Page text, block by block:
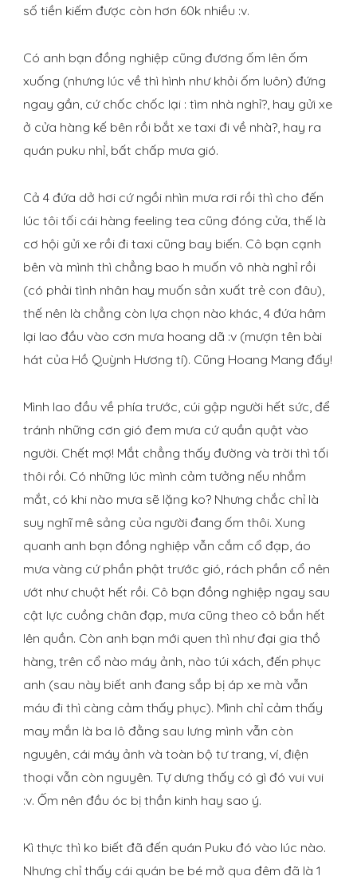
số tiền kiếm được còn hơn 60k nhiều :v.
Có anh bạn đồng nghiệp cũng đương ốm lên ốm
xuống (nhưng lúc về thì hình như khỏi ốm luôn) đứng
ngay gần, cứ chốc chốc lại : tìm nhà nghỉ?, hay gửi xe
ở cửa hàng kế bên rồi bắt xe taxi đi về nhà?, hay ra
quán puku nhỉ, bất chấp mưa gió.
Cả 4 đứa dở hơi cứ ngồi nhìn mưa rơi rồi thì cho đến
lúc tôi tối cái hàng feeling tea cũng đóng cửa, thế là
cơ hội gửi xe rồi đi taxi cũng bay biến. Cô bạn cạnh
bên và mình thì chẳng bao h muốn vô nhà nghỉ rồi
(có phải tình nhân hay muốn sản xuất trẻ con đâu),
thế nên là chẳng còn lựa chọn nào khác, 4 đứa hâm
lại lao đầu vào cơn mưa hoang dã :v (mượn tên bài
hát của Hồ Quỳnh Hương tí). Cũng Hoang Mang đấy!
Mình lao đầu về phía trước, cúi gập người hết sức, để
tránh những cơn gió đem mưa cứ quần quật vào
người. Chết mợ! Mắt chẳng thấy đường và trời thì tối
thôi rồi. Có những lúc mình cảm tưởng nếu nhắm
mắt, có khi nào mưa sẽ lặng ko? Nhưng chắc chỉ là
suy nghĩ mê sảng của người đang ốm thôi. Xung
quanh anh bạn đồng nghiệp vẫn cắm cổ đạp, áo
mưa vàng cứ phần phật trước gió, rách phần cổ nên
ướt như chuột hết rồi. Cô bạn đồng nghiệp ngay sau
cật lực cuồng chân đạp, mưa cũng theo cô bắn hết
lên quần. Còn anh bạn mới quen thì như đại gia thồ
hàng, trên cổ nào máy ảnh, nào túi xách, đến phục
anh (sau này biết anh đang sắp bị áp xe mà vẫn
máu đi thì càng cảm thấy phục). Mình chỉ cảm thấy
may mắn là ba lô đằng sau lưng mình vẫn còn
nguyên, cái máy ảnh và toàn bộ tư trang, ví, điện
thoại vẫn còn nguyên. Tự dưng thấy có gì đó vui vui
:v. Ốm nên đầu óc bị thần kinh hay sao ý.
Kì thực thì ko biết đã đến quán Puku đó vào lúc nào.
Nhưng chỉ thấy cái quán be bé mở qua đêm đã là 1